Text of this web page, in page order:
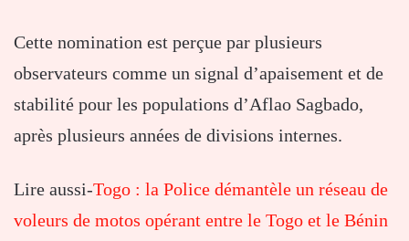
Cette nomination est perçue par plusieurs
observateurs comme un signal d’apaisement et de
stabilité pour les populations d’Aflao Sagbado,
après plusieurs années de divisions internes.
Lire aussi-Togo : la Police démantèle un réseau de
voleurs de motos opérant entre le Togo et le Bénin